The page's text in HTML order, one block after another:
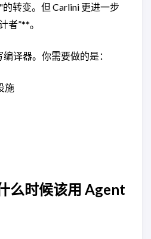
转变。但 Carlini 更进一步
者”**。
译器。你需要做的是：
施
么时候该用 Agent